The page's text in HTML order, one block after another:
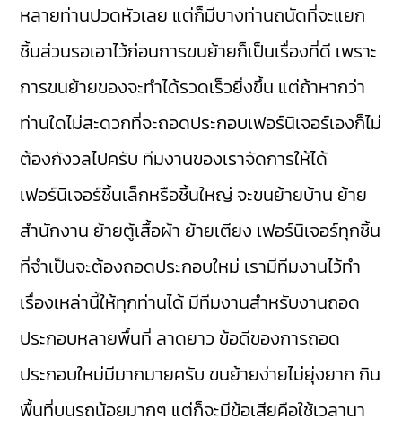
หลายท่านปวดหัวเลย แต่ก็มีบางท่านถนัดที่จะแยก
ชิ้นส่วนรอเอาไว้ก่อนการขนย้ายก็เป็นเรื่องที่ดี เพราะ
การขนย้ายของจะทำได้รวดเร็วยิ่งขึ้น แต่ถ้าหากว่า
ท่านใดไม่สะดวกที่จะถอดประกอบเฟอร์นิเจอร์เองก็ไม่
ต้องกังวลไปครับ ทีมงานของเราจัดการให้ได้
เฟอร์นิเจอร์ชิ้นเล็กหรือชิ้นใหญ่ จะขนย้ายบ้าน ย้าย
สำนักงาน ย้ายตู้เสื้อผ้า ย้ายเตียง เฟอร์นิเจอร์ทุกชิ้น
ที่จำเป็นจะต้องถอดประกอบใหม่ เรามีทีมงานไว้ทำ
เรื่องเหล่านี้ให้ทุกท่านได้ มีทีมงานสำหรับงานถอด
ประกอบหลายพื้นที่ ลาดยาว ข้อดีของการถอด
ประกอบใหม่มีมากมายครับ ขนย้ายง่ายไม่ยุ่งยาก กิน
พื้นที่บนรถน้อยมากๆ แต่ก็จะมีข้อเสียคือใช้เวลานา